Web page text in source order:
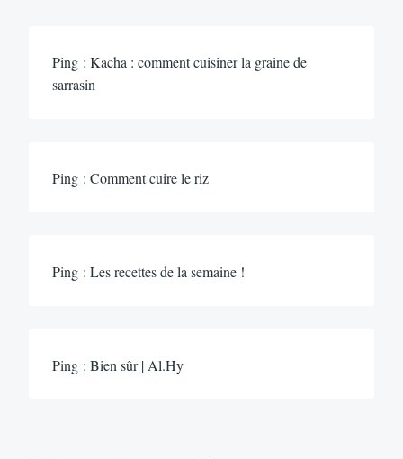
Ping : Kacha : comment cuisiner la graine de
sarrasin
Ping : Comment cuire le riz
Ping : Les recettes de la semaine !
Ping : Bien sûr | Al.Hy